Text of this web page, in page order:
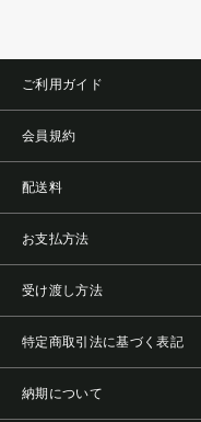
ご利用ガイド
会員規約
配送料
お支払方法
受け渡し方法
特定商取引法に基づく表記
納期について